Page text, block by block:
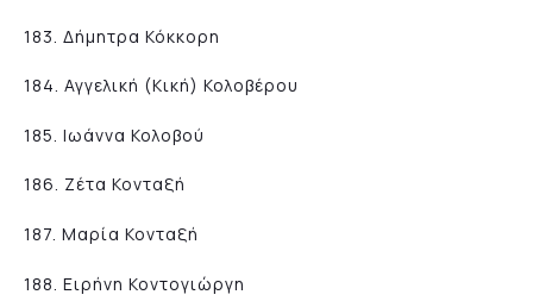
183. Δήμητρα Κόκκορη
184. Αγγελική (Κική) Κολοβέρου
185. Ιωάννα Κολοβού
186. Ζέτα Κονταξή
187. Μαρία Κονταξή
188. Ειρήνη Κοντογιώργη